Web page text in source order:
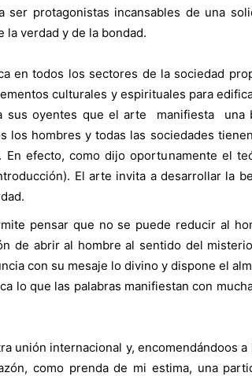
ser protagonistas incansables de una
la verdad y de la bondad.
en todos los sectores de la sociedad
culturales y espirituales para
sus oyentes que el arte manifiesta una
los hombres y todas las sociedades
efecto, como dijo oportunamente el
El arte invita a desarrollar la
pensar que no se puede reducir al
de abrir al hombre al sentido del
con su mesaje lo divino y dispone el
lo que las palabras manifiestan con
unión internacional y, encomendándoos
como prenda de mi estima, una